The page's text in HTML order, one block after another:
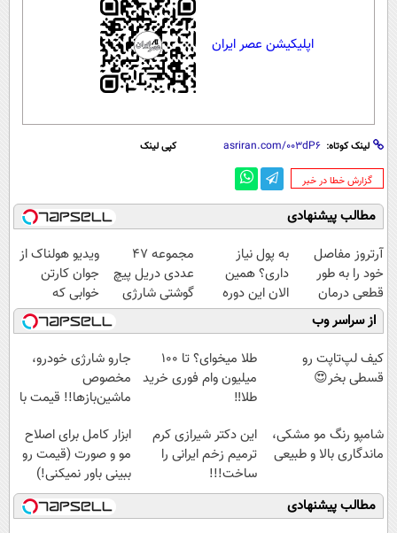
اپلیکیشن عصر ایران
لینک کوتاه: کپی لینک
‌گزارش خطا در خبر
مطالب پیشنهادی
آرتروز مفاصل
خود را به طور
قطعی درمان
کنید!
◗پرسش‌نامه◖
به پول نیاز
داری؟ همین
الان این دوره
رایگان رو شرکت
کن تا دیر نشده!
مجموعه 47
عددی دریل پیچ
گوشتی شارژی‌
(با قیمت
فوق‌العاده)
ویدیو هولناک از
جوان کارتن
خوابی که
میلیاردر شد.
آموزش رایگان
از سراسر وب
کیف لپ‌تاپت رو
قسطی بخر😍
طلا میخوای؟ تا 100
میلیون وام فوری خرید
طلا‼️
جارو شارژی خودرو،
مخصوص
ماشین‌باز‌ها!! قیمت با
1,499,000
شامپو رنگ مو مشکی،
ماندگاری بالا و طبیعی
این دکتر شیرازی کرم
ترمیم زخم ایرانی را
ساخت!!!
ابزار کامل برای اصلاح
مو و صورت (قیمت رو
ببینی باور نمیکنی!)
مطالب پیشنهادی